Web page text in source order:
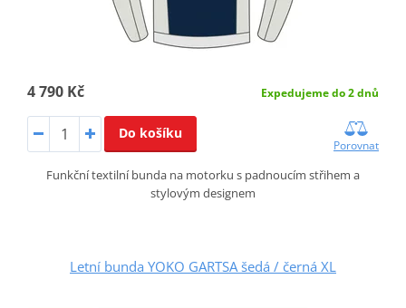
4 790 Kč Expedujeme do 2 dnů
Do košíku
Porovnat
Funkční textilní bunda na motorku s padnoucím střihem a
stylovým designem
Letní bunda YOKO GARTSA šedá / černá XL